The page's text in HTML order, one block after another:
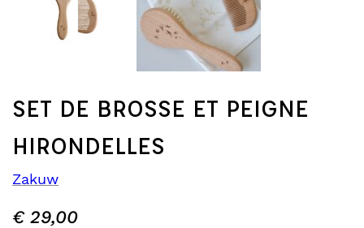
SET DE BROSSE ET PEIGNE
HIRONDELLES
Zakuw
€29,00